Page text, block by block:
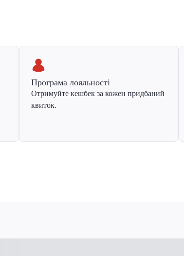
Програма лояльності
Отримуйте кешбек за кожен придбаний
квиток.